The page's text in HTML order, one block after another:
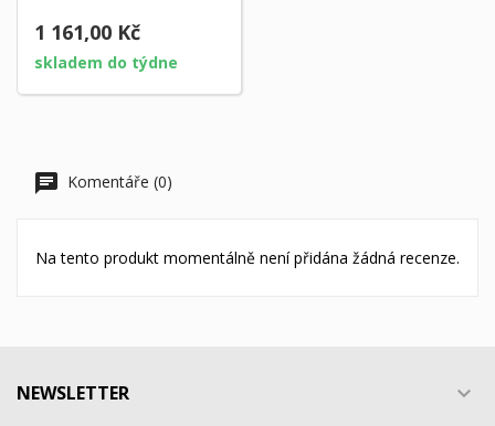
1 161,00 Kč
skladem do týdne
Komentáře (0)
Na tento produkt momentálně není přidána žádná recenze.
NEWSLETTER 